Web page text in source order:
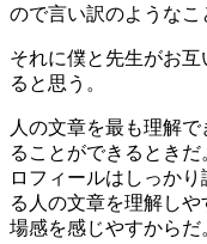
ので言い訳のようなこ
それに僕と先生がお
ると思う。
人の文章を最も理解
ることができるとき
ロフィールはしっか
る人の文章を理解し
場感を感じやすからだ